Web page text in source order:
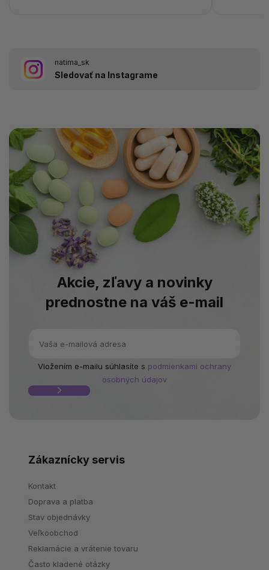
natima_sk
Sledovať na Instagrame
Akcie, zľavy a novinky
prednostne na váš e-mail
Vložením e-mailu súhlasíte s podmienkami ochrany
osobných údajov
Zákaznícky servis
Kontakt
Doprava a platba
Stav objednávky
Veľkoobchod
Reklamácie a vrátenie tovaru
Často kladené otázky